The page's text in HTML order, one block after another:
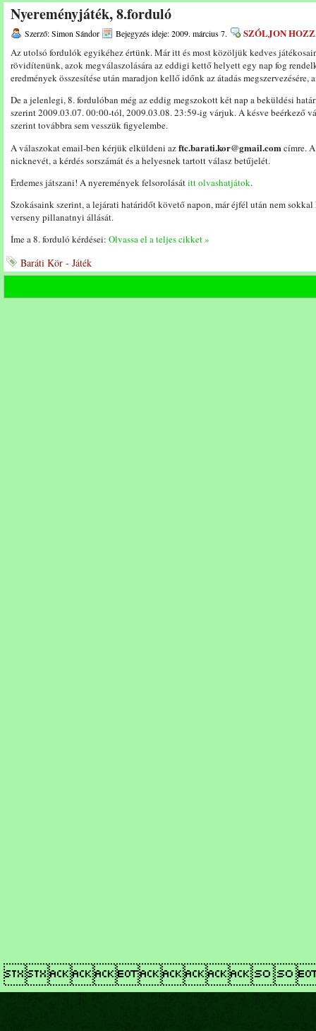
Nyereményjáték, 8.forduló
Szerző: Simon Sándor Bejegyzés ideje: 2009. március 7. SZÓLJON
Az utolsó fordulók egyikéhez értünk. Már itt és most közöljük kedves
rövidítenünk, azok megválaszolására az eddigi kettő helyett egy nap fog
eredmények összesítése után maradjon kellő időnk az átadás
De a jelenlegi, 8. fordulóban még az eddig megszokott két nap a beküldési
szerint 2009.03.07. 00:00-tól, 2009.03.08. 23:59-ig várjuk. A késve beérkező
szerint továbbra sem vesszük figyelembe.
A válaszokat email-ben kérjük elküldeni azftc.barati.kor@gmail.comcímre.
nicknevét, a kérdés sorszámát és a helyesnek tartott válasz betűjelét.
Érdemes játszani! A nyeremények felsorolásátitt olvashatjátok.
Szokásaink szerint, a lejárati határidőt követő napon, már éjfél után nem sokkal
verseny pillanatnyi állását.
Íme a 8. forduló kérdései: Olvassa el a teljes cikket »
Baráti Kör - Játék